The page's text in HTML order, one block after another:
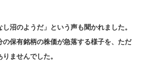
沼のようだ」という声も聞かれました。
の保有銘柄の株価が急落する様子を、ただ
ませんでした。